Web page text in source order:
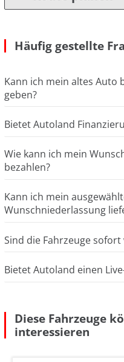
Häufig gestellte
Kann ich mein altes Auto
geben?
Bietet Autoland
Wie kann ich mein
bezahlen?
Kann ich mein
Wunschniederlassung
Sind die Fahrzeuge
Bietet Autoland einen
Diese Fahrzeuge
interessieren